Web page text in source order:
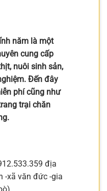
năm là một
cung cấp
nuôi sinh sản,
Đến đây
phí cũng như
trại chăn
địa
-xã văn đức -gia